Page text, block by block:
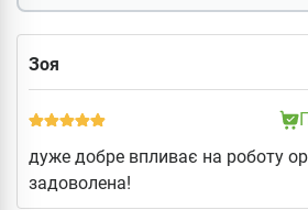
Зоя
дуже добре впливає на роботу
задоволена!